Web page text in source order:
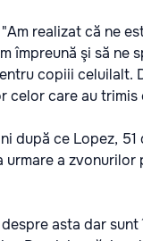
realizat că ne
împreună şi să
copiii celuilalt.
celor care au
după ce Lopez,
urmare a
asta dar